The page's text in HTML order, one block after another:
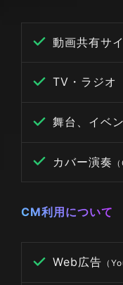
動画共有サ
TV・ラジオ
舞台、イベ
カバー演奏
CM利用について
Web広告 （